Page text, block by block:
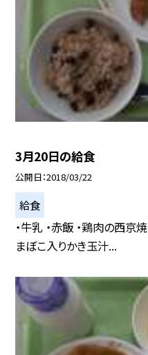
3月20日の給食
公開日 2018/03/22
給食
・牛乳 ・赤飯 ・鶏肉の西京
まぼこ入りかき玉汁...